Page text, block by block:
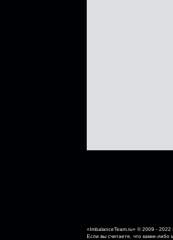
«ImbalanceTeam.ru» © 2009 - 2022
Если вы считаете, что какие-